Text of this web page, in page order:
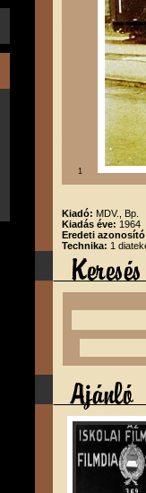
1
Kiadó: MDV., Bp.
Kiadás éve: 1964
Eredeti
Technika: 1